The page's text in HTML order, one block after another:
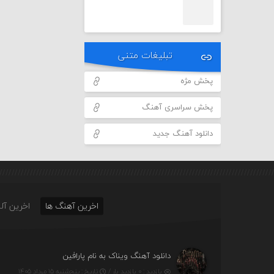
تبلیغات متنی
پخش مژه
پخش سراسری آهنگ
دانلود آهنگ جدید
اخرین آهنگ ها اخرین
دانلود آهنگ ویناک به نام پارافین
بازدید : ۰ بازدید بار / تاریخ : پنج‌شنبه ۱۵ مرداد ۱۴۰۵